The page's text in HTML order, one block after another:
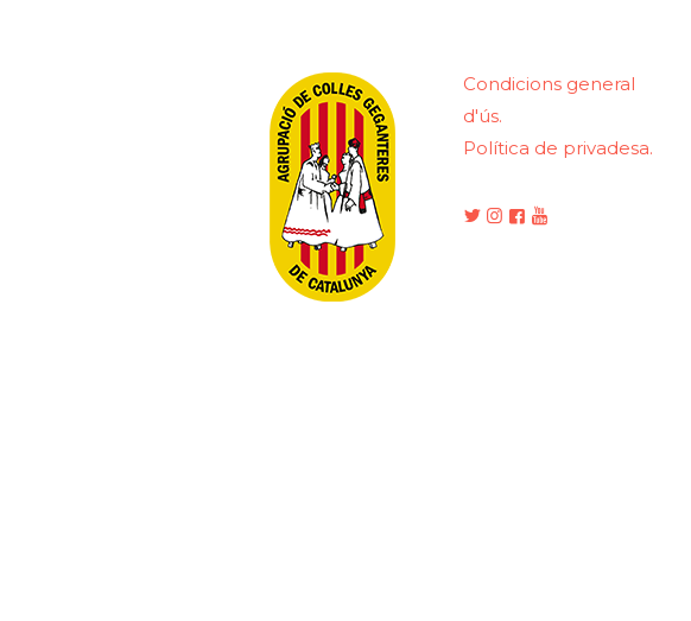
Condicions general
d'ús.
Política de privadesa.